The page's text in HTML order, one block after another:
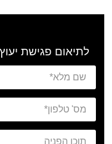
לתיאום פגישת